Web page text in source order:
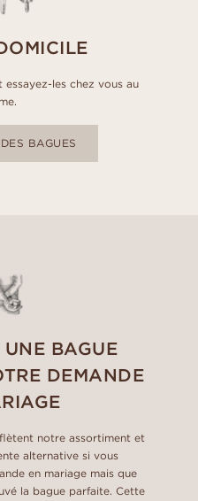
les chez vous au
BAGUES
BAGUE
DEMANDE
notre assortiment et
alternative si vous
en mariage mais que
la bague parfaite. Cette